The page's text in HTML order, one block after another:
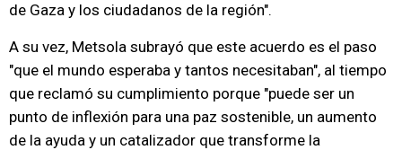
de Gaza y los ciudadanos de la región".
A su vez, Metsola subrayó que este acuerdo es el paso
"que el mundo esperaba y tantos necesitaban", al tiempo
que reclamó su cumplimiento porque "puede ser un
punto de inflexión para una paz sostenible, un aumento
de la ayuda y un catalizador que transforme la